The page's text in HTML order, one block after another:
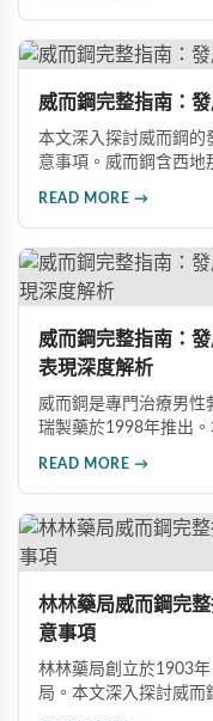
威而鋼完整指南：
本文深入探討威而鋼的
意事項。威而鋼含西地
READ MORE →
威而鋼完整指南：
表現深度解析
威而鋼是專門治療男性
瑞製藥於1998年推出
READ MORE →
林林藥局威而鋼完
意事項
林林藥局創立於1903
局。本文深入探討威而